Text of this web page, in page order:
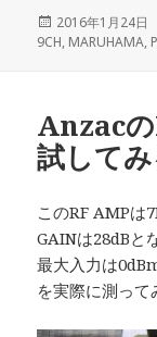
投
稿
2016年1月24日
9CH, MARUHAMA,
Anzac
試して
このRF AMPは
GAINは28dBと
最大入力は
を実際に測って